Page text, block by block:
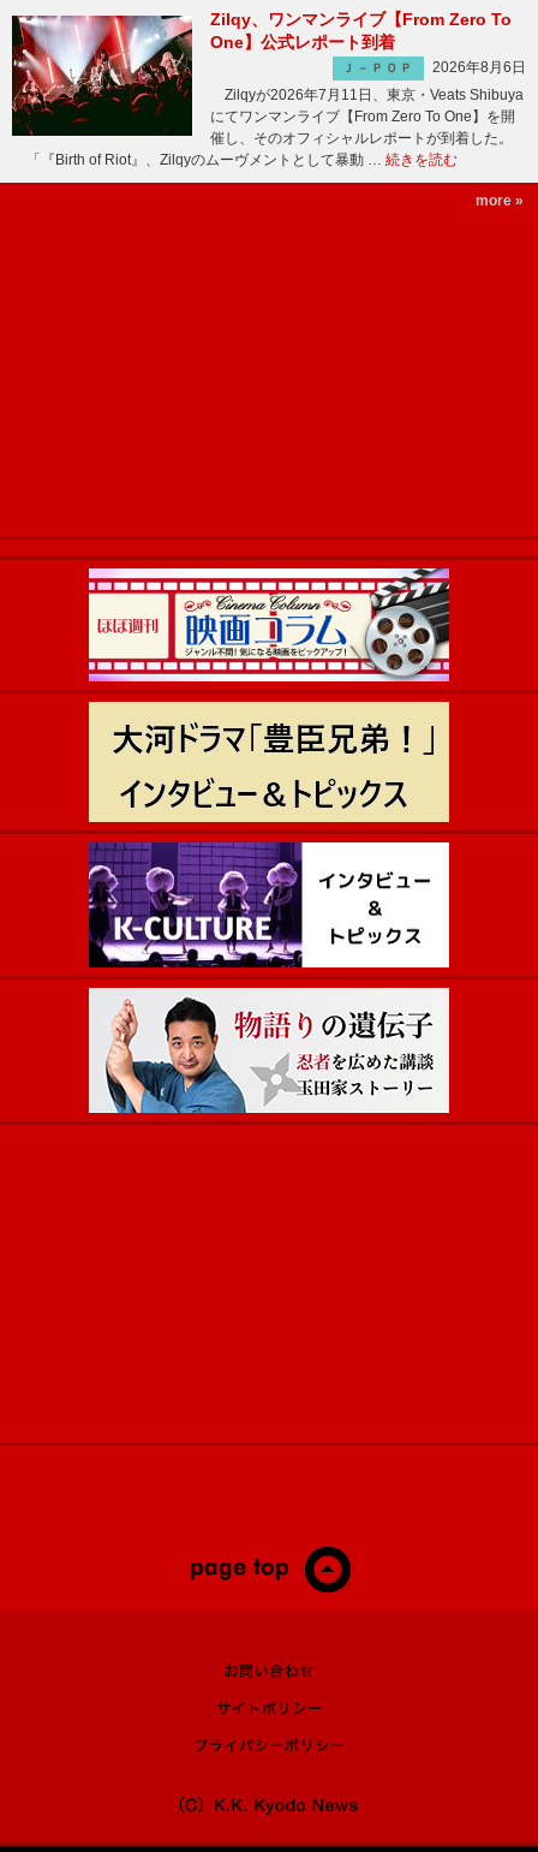
Zilqy、ワンマンライブ【From Zero To
One】公式レポート到着
Ｊ－ＰＯＰ
2026年8月6日
Zilqyが2026年7月11日、東京・Veats Shibuya
にてワンマンライブ【From Zero To One】を開
催し、そのオフィシャルレポートが到着した。
「『Birth of Riot』、Zilqyのムーヴメントとして暴動 … 続きを読む
more »